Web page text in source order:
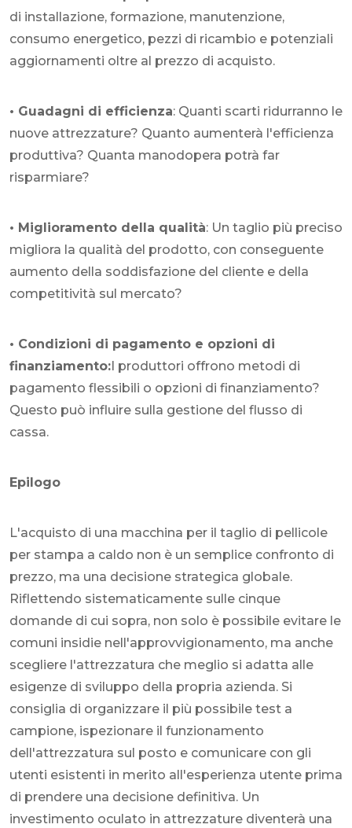
di installazione, formazione, manutenzione,
consumo energetico, pezzi di ricambio e potenziali
aggiornamenti oltre al prezzo di acquisto.
• Guadagni di efficienza: Quanti scarti ridurranno le
nuove attrezzature? Quanto aumenterà l'efficienza
produttiva? Quanta manodopera potrà far
risparmiare?
• Miglioramento della qualità: Un taglio più preciso
migliora la qualità del prodotto, con conseguente
aumento della soddisfazione del cliente e della
competitività sul mercato?
• Condizioni di pagamento e opzioni di
finanziamento:I produttori offrono metodi di
pagamento flessibili o opzioni di finanziamento?
Questo può influire sulla gestione del flusso di
cassa.
Epilogo
L'acquisto di una macchina per il taglio di pellicole
per stampa a caldo non è un semplice confronto di
prezzo, ma una decisione strategica globale.
Riflettendo sistematicamente sulle cinque
domande di cui sopra, non solo è possibile evitare le
comuni insidie ​​nell'approvvigionamento, ma anche
scegliere l'attrezzatura che meglio si adatta alle
esigenze di sviluppo della propria azienda. Si
consiglia di organizzare il più possibile test a
campione, ispezionare il funzionamento
dell'attrezzatura sul posto e comunicare con gli
utenti esistenti in merito all'esperienza utente prima
di prendere una decisione definitiva. Un
investimento oculato in attrezzature diventerà una